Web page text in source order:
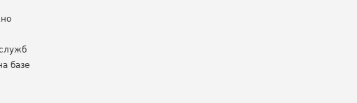
базе